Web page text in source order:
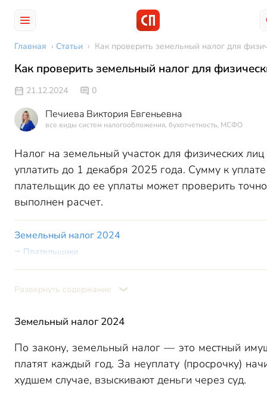
Главная › Статьи › Как проверить земельный налог для
Как проверить земельный налог для
21.12.2024 0
Печиева Виктория Евгеньевна
все виды систем налогообложения, бухотчетность, МСФО
Налог на земельный участок для физических
уплатить до 1 декабря 2025 года. Сумму к
плательщик до ее уплаты может проверить
выполнен расчет.
Земельный налог 2024
Плательщики
Основание для уплаты
Форма уведомления 2024
Что учесть при проверке сведений из уведомления за
Доля в праве
Особенности предоставления вычета
Развернуть содержание
Земельный налог 2024
По закону, земельный налог — это местный
платят каждый год. За неуплату (просрочку)
худшем случае, взыскивают деньги через суд.